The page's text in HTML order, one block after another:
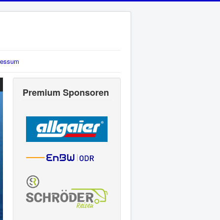
Premium Sponsoren